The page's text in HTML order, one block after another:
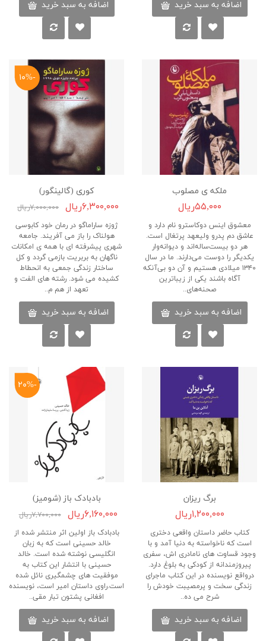
اضافه به سبد خرید اضافه به سبد خرید
ملکه ی مصلوب
۵۵,۰۰۰ریال
معشوق اینس دوکاسترو نام دارد و
عاشق دم پدرو ولیعهد پرتغال است.
هر دو بیست‌ساله‌اند و دیوانه‌وار
یکدیگر را دوست می‌دارند. ما در سال
۱۳۴۰ میلادی هستیم و آن دو بی‌آنکه
آگاه باشند یکی از زیباترین
صحنه‌های..
اضافه به سبد خرید
-۱۰%
کوری (گالینگور)
۶,۳۰۰,۰۰۰ریال
۷,۰۰۰,۰۰۰ریال
ژوزه ساراماگو در رمان خود کابوسی
هولناک را باز می آفریند. جامعه
شهری پیشرفته ای با همه ی امکانات
ناگهان به بربریت بازمی گردد و کل
ساختار زندگی جمعی به انحطاط
کشیده می شود. رشته های الفت و
تعهد از هم م..
اضافه به سبد خرید
برگ ریزان
۱,۲۰۰,۰۰۰ریال
کتاب حاضر داستان واقعی دختری
است که ناخواسته به دنیا آمد و با
وجود قساوت های نامادری اش، سفری
پیروزمندانه از کودکی به بلوغ دارد.
درواقع نویسنده در این کتاب ماجرای
زندگی سخت و پرمصیبت خودش را
شرح می ده..
اضافه به سبد خرید
-۲۰%
بادبادک باز (شومیز)
۶,۱۶۰,۰۰۰ریال
۷,۷۰۰,۰۰۰ریال
بادبادک باز اولین اثر منتشر شده از
خالد حسینی است که به زبان
انگلیسی نوشته شده است. خالد
حسینی با انتشار این کتاب به
موفقیت های چشمگیری نائل شده
است.راوی داستان امیر است، نویسنده
افغانی پشتون تبار مقی..
اضافه به سبد خرید